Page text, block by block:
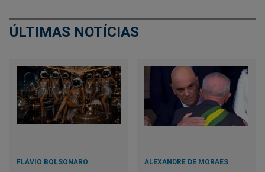
ÚLTIMAS NOTÍCIAS
FLÁVIO BOLSONARO ALEXANDRE DE MORAES